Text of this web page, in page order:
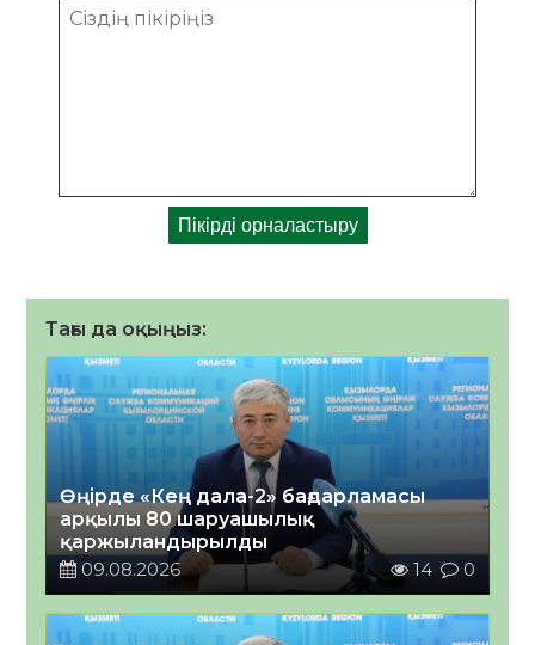
Тағы да оқыңыз:
Өңірде «Кең дала-2» бағдарламасы
арқылы 80 шаруашылық
қаржыландырылды
09.08.2026
14 0